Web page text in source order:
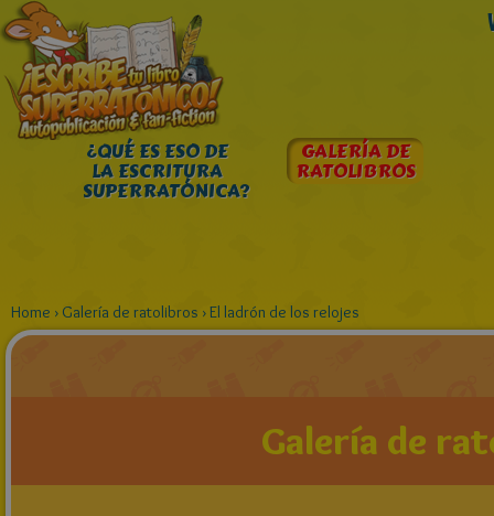
¿QUÉ ES ESO DE
LA ESCRITURA
SUPERRATÓNICA?
GALERÍA DE
RATOLIBROS
Home › Galería de ratolibros ›El ladrón de los relojes
Galería de